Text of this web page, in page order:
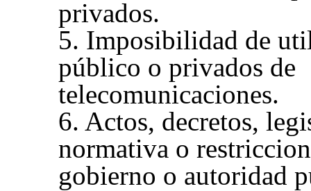
privados.
5. Imposibilidad de
público o privados de
telecomunicaciones.
6. Actos, decretos,
normativa o
gobierno o autoridad